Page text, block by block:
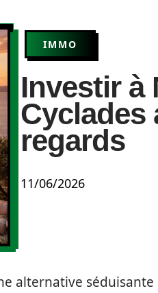
IMMO
Investir à
Cyclades
regards
11/06/2026
alternative séduisante